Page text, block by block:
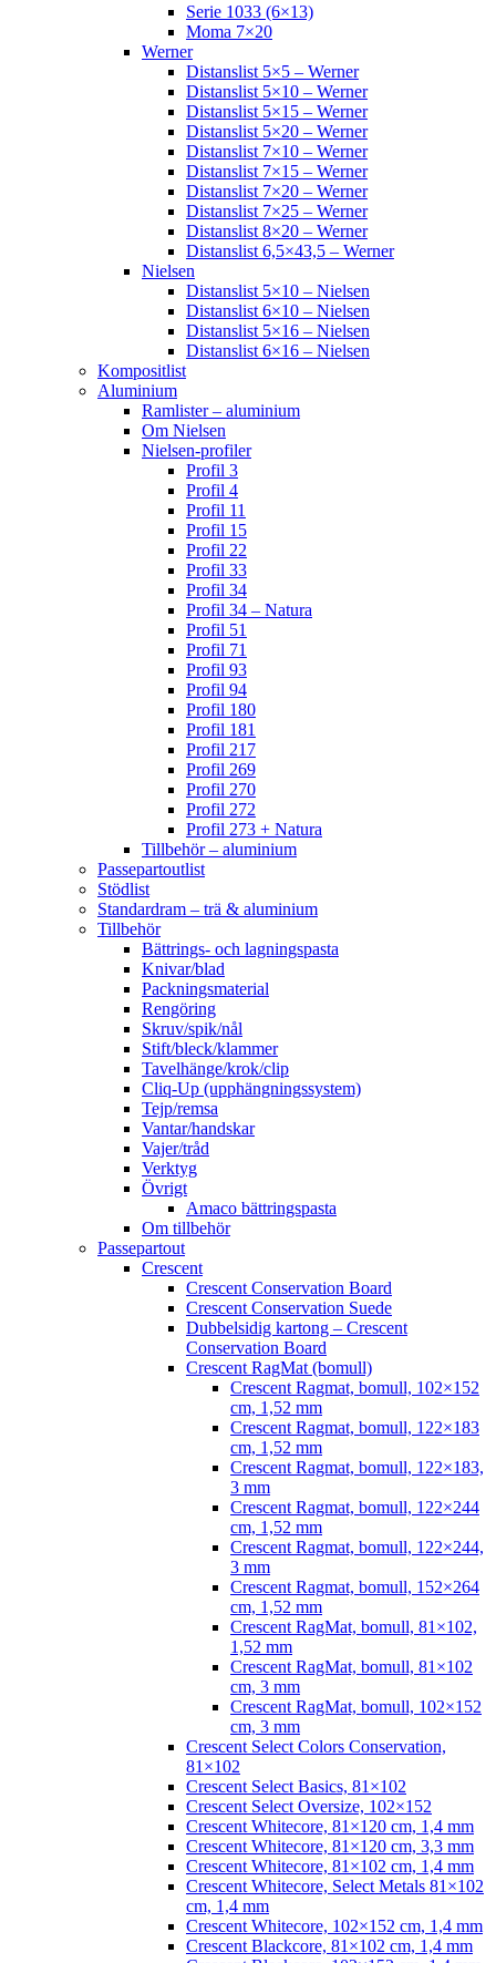
Serie 1033 (6×13)
Moma 7×20
Werner
Distanslist 5×5 – Werner
Distanslist 5×10 – Werner
Distanslist 5×15 – Werner
Distanslist 5×20 – Werner
Distanslist 7×10 – Werner
Distanslist 7×15 – Werner
Distanslist 7×20 – Werner
Distanslist 7×25 – Werner
Distanslist 8×20 – Werner
Distanslist 6,5×43,5 – Werner
Nielsen
Distanslist 5×10 – Nielsen
Distanslist 6×10 – Nielsen
Distanslist 5×16 – Nielsen
Distanslist 6×16 – Nielsen
Kompositlist
Aluminium
Ramlister – aluminium
Om Nielsen
Nielsen-profiler
Profil 3
Profil 4
Profil 11
Profil 15
Profil 22
Profil 33
Profil 34
Profil 34 – Natura
Profil 51
Profil 71
Profil 93
Profil 94
Profil 180
Profil 181
Profil 217
Profil 269
Profil 270
Profil 272
Profil 273 + Natura
Tillbehör – aluminium
Passepartoutlist
Stödlist
Standardram – trä & aluminium
Tillbehör
Bättrings- och lagningspasta
Knivar/blad
Packningsmaterial
Rengöring
Skruv/spik/nål
Stift/bleck/klammer
Tavelhänge/krok/clip
Cliq-Up (upphängningssystem)
Tejp/remsa
Vantar/handskar
Vajer/tråd
Verktyg
Övrigt
Amaco bättringspasta
Om tillbehör
Passepartout
Crescent
Crescent Conservation Board
Crescent Conservation Suede
Dubbelsidig kartong – Crescent
Conservation Board
Crescent RagMat (bomull)
Crescent Ragmat, bomull, 102×152
cm, 1,52 mm
Crescent Ragmat, bomull, 122×183
cm, 1,52 mm
Crescent Ragmat, bomull, 122×183,
3 mm
Crescent Ragmat, bomull, 122×244
cm, 1,52 mm
Crescent Ragmat, bomull, 122×244,
3 mm
Crescent Ragmat, bomull, 152×264
cm, 1,52 mm
Crescent RagMat, bomull, 81×102,
1,52 mm
Crescent RagMat, bomull, 81×102
cm, 3 mm
Crescent RagMat, bomull, 102×152
cm, 3 mm
Crescent Select Colors Conservation,
81×102
Crescent Select Basics, 81×102
Crescent Select Oversize, 102×152
Crescent Whitecore, 81×120 cm, 1,4 mm
Crescent Whitecore, 81×120 cm, 3,3 mm
Crescent Whitecore, 81×102 cm, 1,4 mm
Crescent Whitecore, Select Metals 81×102
cm, 1,4 mm
Crescent Whitecore, 102×152 cm, 1,4 mm
Crescent Blackcore, 81×102 cm, 1,4 mm